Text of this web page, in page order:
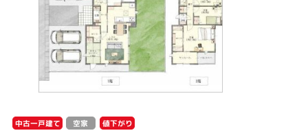
中古一戸建て 空家 値下がり